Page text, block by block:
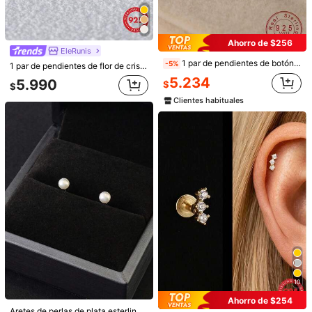
Talla
0,5 ct + 0,5 ct
Cantidad:
Envío gratis(Pedidos ≥ $24.990)
Entrega estimada:
Los artículos de esta categoría no se pueden devolver ni cambiar
Pagos seguros · Protección de privacidad
Material: Plata de Ley 925
Ver más
H&L Jewelry
4,92
532 Seguidores
4,92 532 Seguidores
532 Seguidores
EleRunis
1 par de pendientes de flor de cristal de plata de ley 925, pendientes de mujer, con incrustaciones de circonita, joyería exquisita, para boda y fiesta, chapado en oro de 18K, modelo 2023
$5.990
Ahorro de $256
-5% 1 par de pendientes de botón de piedra de luna de plata de ley 925, accesorios de joyería simples y de moda, regalo para amigos, cumpleaños
$5.234
Clientes habituales
10
Ahorro de $254